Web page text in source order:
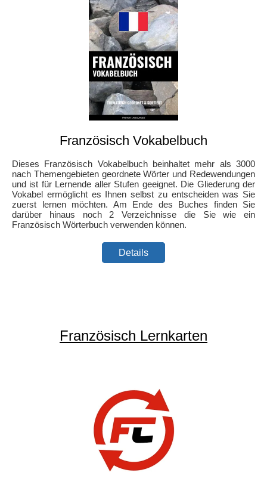
Französisch Vokabelbuch
Dieses Französisch Vokabelbuch beinhaltet mehr als 3000
nach Themengebieten geordnete Wörter und Redewendungen
und ist für Lernende aller Stufen geeignet. Die Gliederung der
Vokabel ermöglicht es Ihnen selbst zu entscheiden was Sie
zuerst lernen möchten. Am Ende des Buches finden Sie
darüber hinaus noch 2 Verzeichnisse die Sie wie ein
Französisch Wörterbuch verwenden können.
Details
Französisch Lernkarten